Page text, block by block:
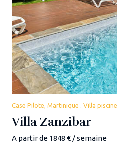
Case Pilote, Martinique . Villa
Villa Zanzibar
A partir de 1848 € / semaine